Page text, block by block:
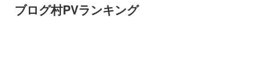
ブログ村PVランキング